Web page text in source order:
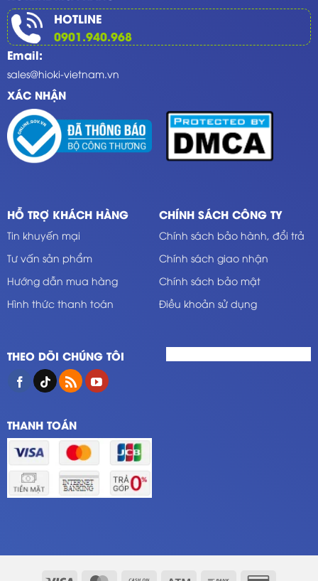
HOTLINE
0901.940.968
Email:
sales@hioki-vietnam.vn
XÁC NHẬN
HỖ TRỢ KHÁCH HÀNG
Tin khuyến mại
Tư vấn sản phẩm
Hướng dẫn mua hàng
Hình thức thanh toán
CHÍNH SÁCH CÔNG TY
Chính sách bảo hành, đổi trả
Chính sách giao nhận
Chính sách bảo mật
Điều khoản sử dụng
THEO DÕI CHÚNG TÔI
THANH TOÁN